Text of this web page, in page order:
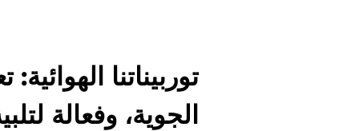
توربيناتنا
الجوية، وفعالة